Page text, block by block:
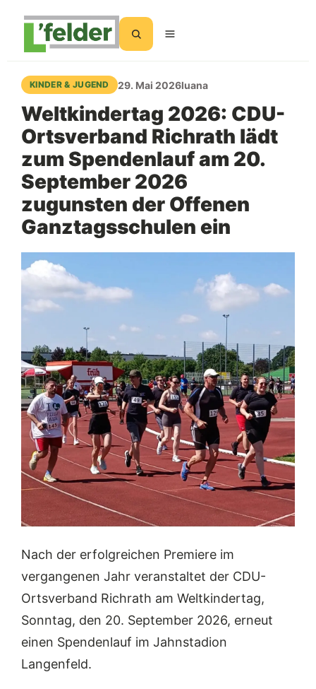
KINDER & JUGEND 29. Mai 2026luana
Weltkindertag 2026: CDU-
Ortsverband Richrath lädt
zum Spendenlauf am 20.
September 2026
zugunsten der Offenen
Ganztagsschulen ein
Nach der erfolgreichen Premiere im
vergangenen Jahr veranstaltet der CDU-
Ortsverband Richrath am Weltkindertag,
Sonntag, den 20. September 2026, erneut
einen Spendenlauf im Jahnstadion
Langenfeld.